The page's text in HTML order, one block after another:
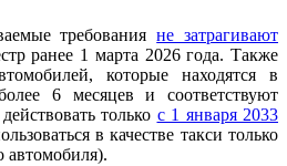
требованияне затрагивают
ранее 1 марта 2026 года. Также
которые находятся в
6 месяцев и соответствуют
только с 1 января 2033
в качестве такси только
автомобиля).